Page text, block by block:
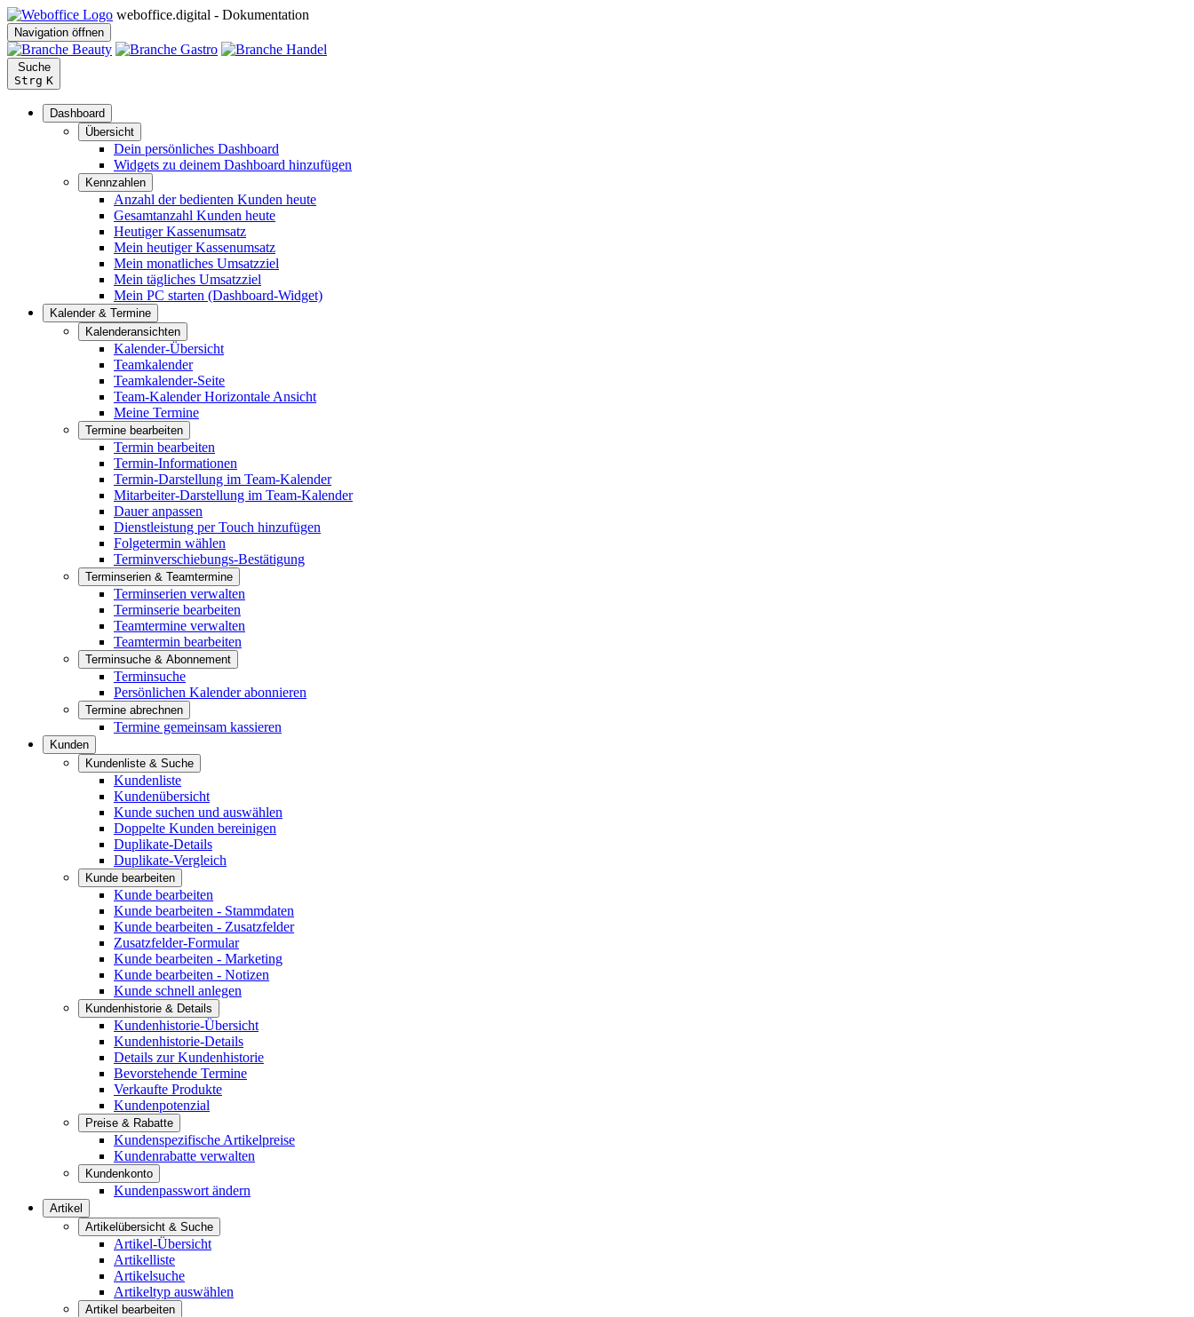
weboffice.digital - Dokumentation
Navigation öffnen
Suche
Strg K
Dashboard
Übersicht
Dein persönliches Dashboard
Widgets zu deinem Dashboard hinzufügen
Kennzahlen
Anzahl der bedienten Kunden heute
Gesamtanzahl Kunden heute
Heutiger Kassenumsatz
Mein heutiger Kassenumsatz
Mein monatliches Umsatzziel
Mein tägliches Umsatzziel
Mein PC starten (Dashboard-Widget)
Kalender & Termine
Kalenderansichten
Kalender-Übersicht
Teamkalender
Teamkalender-Seite
Team-Kalender Horizontale Ansicht
Meine Termine
Termine bearbeiten
Termin bearbeiten
Termin-Informationen
Termin-Darstellung im Team-Kalender
Mitarbeiter-Darstellung im Team-Kalender
Dauer anpassen
Dienstleistung per Touch hinzufügen
Folgetermin wählen
Terminverschiebungs-Bestätigung
Terminserien & Teamtermine
Terminserien verwalten
Terminserie bearbeiten
Teamtermine verwalten
Teamtermin bearbeiten
Terminsuche & Abonnement
Terminsuche
Persönlichen Kalender abonnieren
Termine abrechnen
Termine gemeinsam kassieren
Kunden
Kundenliste & Suche
Kundenliste
Kundenübersicht
Kunde suchen und auswählen
Doppelte Kunden bereinigen
Duplikate-Details
Duplikate-Vergleich
Kunde bearbeiten
Kunde bearbeiten
Kunde bearbeiten - Stammdaten
Kunde bearbeiten - Zusatzfelder
Zusatzfelder-Formular
Kunde bearbeiten - Marketing
Kunde bearbeiten - Notizen
Kunde schnell anlegen
Kundenhistorie & Details
Kundenhistorie-Übersicht
Kundenhistorie-Details
Details zur Kundenhistorie
Bevorstehende Termine
Verkaufte Produkte
Kundenpotenzial
Preise & Rabatte
Kundenspezifische Artikelpreise
Kundenrabatte verwalten
Kundenkonto
Kundenpasswort ändern
Artikel
Artikelübersicht & Suche
Artikel-Übersicht
Artikelliste
Artikelsuche
Artikeltyp auswählen
Artikel bearbeiten